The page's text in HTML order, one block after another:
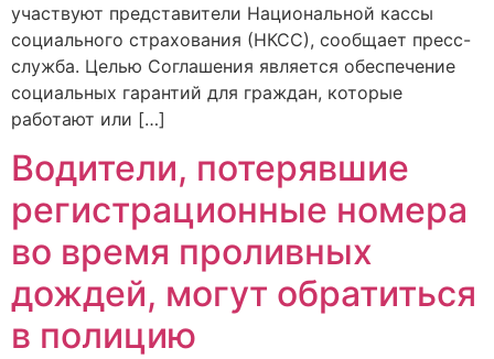
участвуют представители Национальной кассы
социального страхования (НКСС), сообщает пресс-
служба. Целью Соглашения является обеспечение
социальных гарантий для граждан, которые
работают или […]
Водители, потерявшие
регистрационные номера
во время проливных
дождей, могут обратиться
в полицию